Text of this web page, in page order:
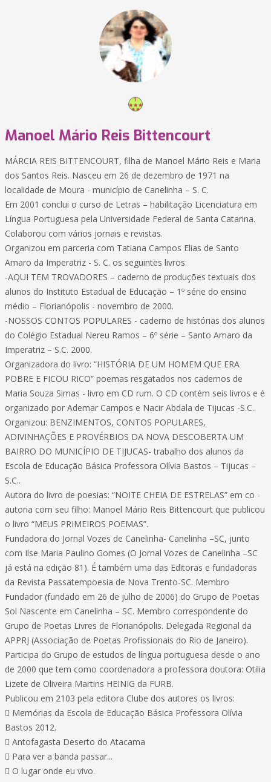
Manoel Mário Reis Bittencourt
MÁRCIA REIS BITTENCOURT, filha de Manoel Mário Reis e Maria
dos Santos Reis. Nasceu em 26 de dezembro de 1971 na
localidade de Moura - município de Canelinha – S. C.
Em 2001 conclui o curso de Letras – habilitação Licenciatura em
Língua Portuguesa pela Universidade Federal de Santa Catarina.
Colaborou com vários jornais e revistas.
Organizou em parceria com Tatiana Campos Elias de Santo
Amaro da Imperatriz - S. C. os seguintes livros:
-AQUI TEM TROVADORES – caderno de produções textuais dos
alunos do Instituto Estadual de Educação – 1º série do ensino
médio – Florianópolis - novembro de 2000.
-NOSSOS CONTOS POPULARES - caderno de histórias dos alunos
do Colégio Estadual Nereu Ramos – 6º série – Santo Amaro da
Imperatriz – S.C. 2000.
Organizadora do livro: “HISTÓRIA DE UM HOMEM QUE ERA
POBRE E FICOU RICO” poemas resgatados nos cadernos de
Maria Souza Simas - livro em CD rum. O CD contém seis livros e é
organizado por Ademar Campos e Nacir Abdala de Tijucas -S.C..
Organizou: BENZIMENTOS, CONTOS POPULARES,
ADIVINHAÇÕES E PROVÉRBIOS DA NOVA DESCOBERTA UM
BAIRRO DO MUNICÍPIO DE TIJUCAS- trabalho dos alunos da
Escola de Educação Básica Professora Olívia Bastos – Tijucas –
S.C..
Autora do livro de poesias: “NOITE CHEIA DE ESTRELAS” em co -
autoria com seu filho: Manoel Mário Reis Bittencourt que publicou
o livro “MEUS PRIMEIROS POEMAS”.
Fundadora do Jornal Vozes de Canelinha- Canelinha –SC, junto
com Ilse Maria Paulino Gomes (O Jornal Vozes de Canelinha –SC
já está na edição 81). É também uma das Editoras e fundadoras
da Revista Passatempoesia de Nova Trento-SC. Membro
Fundador (fundado em 26 de julho de 2006) do Grupo de Poetas
Sol Nascente em Canelinha – SC. Membro correspondente do
Grupo de Poetas Livres de Florianópolis. Delegada Regional da
APPRJ (Associação de Poetas Profissionais do Rio de Janeiro).
Participa do Grupo de estudos de língua portuguesa desde o ano
de 2000 que tem como coordenadora a professora doutora: Otilia
Lizete de Oliveira Martins HEINIG da FURB.
Publicou em 2103 pela editora Clube dos autores os livros:
 Memórias da Escola de Educação Básica Professora Olívia
Bastos 2012.
 Antofagasta Deserto do Atacama
 Para ver a banda passar...
 O lugar onde eu vivo.